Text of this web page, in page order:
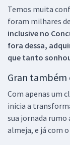
Temos muita
foram milhares
inclusive no
fora dessa,
que tanto
Gran também
Com apenas um
inicia a
sua jornada rumo
almeja, e já com